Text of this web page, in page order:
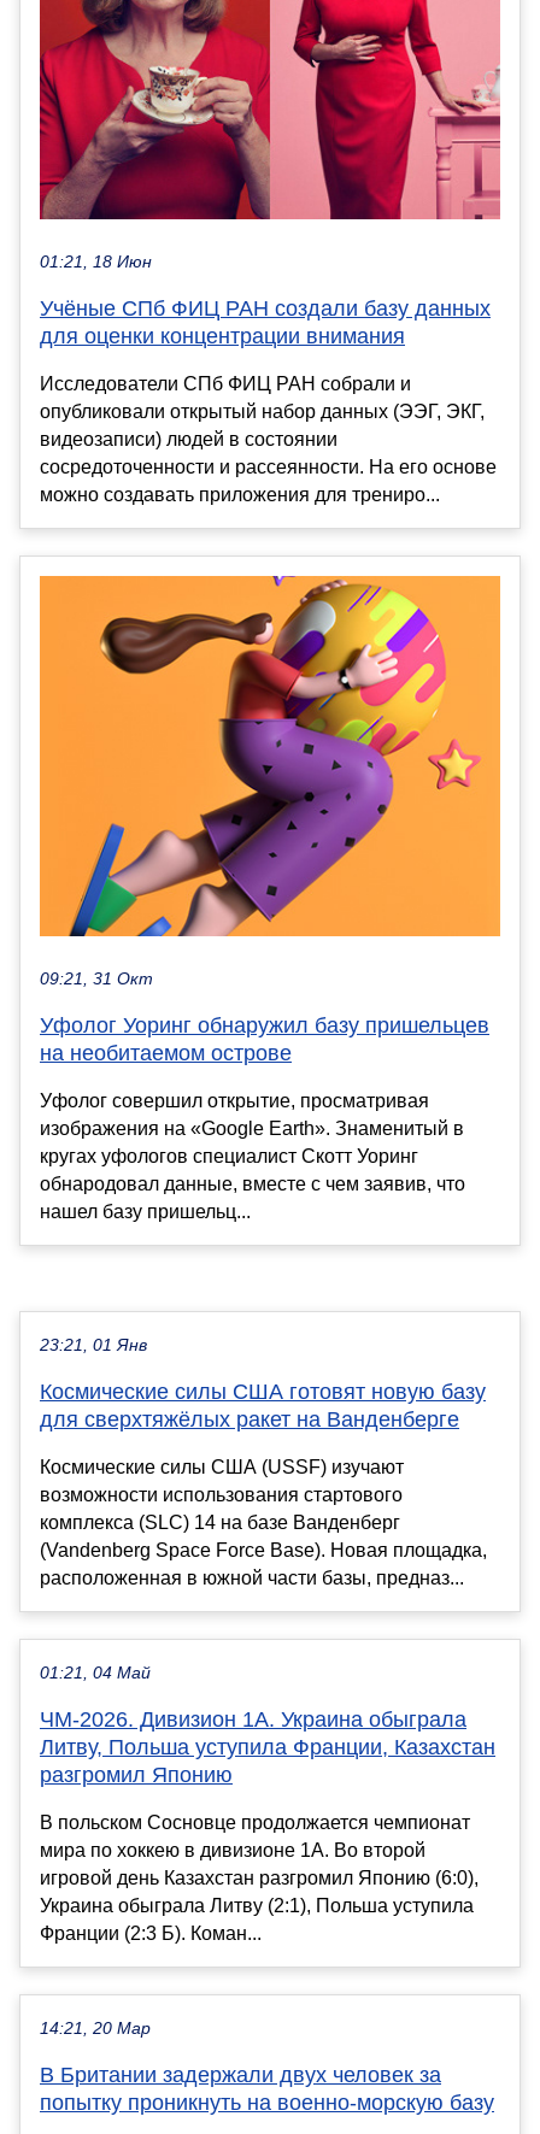
01:21, 18 Июн
Учёные СПб ФИЦ РАН создали базу данных
для оценки концентрации внимания
Исследователи СПб ФИЦ РАН собрали и
опубликовали открытый набор данных (ЭЭГ, ЭКГ,
видеозаписи) людей в состоянии
сосредоточенности и рассеянности. На его основе
можно создавать приложения для трениро...
09:21, 31 Окт
Уфолог Уоринг обнаружил базу пришельцев
на необитаемом острове
Уфолог совершил открытие, просматривая
изображения на «Google Earth». Знаменитый в
кругах уфологов специалист Скотт Уоринг
обнародовал данные, вместе с чем заявив, что
нашел базу пришельц...
23:21, 01 Янв
Космические силы США готовят новую базу
для сверхтяжёлых ракет на Ванденберге
Космические силы США (USSF) изучают
возможности использования стартового
комплекса (SLC) 14 на базе Ванденберг
(Vandenberg Space Force Base). Новая площадка,
расположенная в южной части базы, предназ...
01:21, 04 Май
ЧМ-2026. Дивизион 1А. Украина обыграла
Литву, Польша уступила Франции, Казахстан
разгромил Японию
В польском Сосновце продолжается чемпионат
мира по хоккею в дивизионе 1А. Во второй
игровой день Казахстан разгромил Японию (6:0),
Украина обыграла Литву (2:1), Польша уступила
Франции (2:3 Б). Коман...
14:21, 20 Мар
В Британии задержали двух человек за
попытку проникнуть на военно-морскую базу